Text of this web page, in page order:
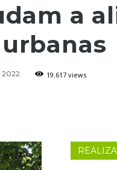
a
2022 19.617 views